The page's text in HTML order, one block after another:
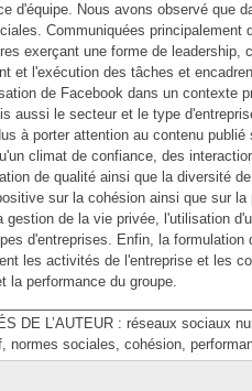
d'équipe. Nous avons observé que
Communiquées
exerçant une forme de leadership,
et l'exécution des tâches et
de Facebook dans un contexte
aussi le secteur et le type
à porter attention au contenu
climat de confiance, des
de qualité ainsi que la diversité
sur la cohésion ainsi que sur
gestion de la vie privée, l'utilisation
d'entreprises. Enfin, la
les activités de l'entreprise et les
la performance du groupe.
DE L’AUTEUR : réseaux sociaux
normes sociales, cohésion,